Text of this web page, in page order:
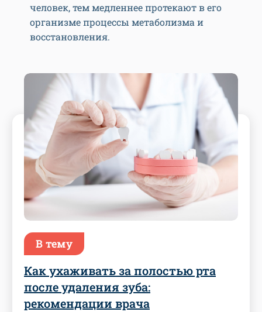
человек, тем медленнее протекают в его
организме процессы метаболизма и
восстановления.
В тему
Как ухаживать за полостью рта
после удаления зуба:
рекомендации врача